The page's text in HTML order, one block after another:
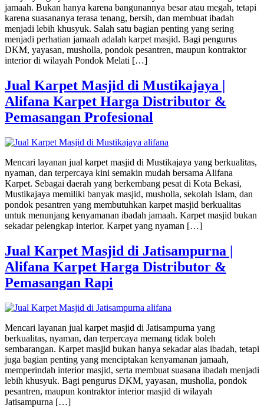
jamaah. Bukan hanya karena bangunannya besar atau megah, tetapi
karena suasananya terasa tenang, bersih, dan membuat ibadah
menjadi lebih khusyuk. Salah satu bagian penting yang sering
menjadi perhatian jamaah adalah karpet masjid. Bagi pengurus
DKM, yayasan, musholla, pondok pesantren, maupun kontraktor
interior di wilayah Pondok Melati […]
Jual Karpet Masjid di Mustikajaya |
Alifana Karpet Harga Distributor &
Pemasangan Profesional
Mencari layanan jual karpet masjid di Mustikajaya yang berkualitas,
nyaman, dan terpercaya kini semakin mudah bersama Alifana
Karpet. Sebagai daerah yang berkembang pesat di Kota Bekasi,
Mustikajaya memiliki banyak masjid, musholla, sekolah Islam, dan
pondok pesantren yang membutuhkan karpet masjid berkualitas
untuk menunjang kenyamanan ibadah jamaah. Karpet masjid bukan
sekadar pelengkap interior. Karpet yang nyaman […]
Jual Karpet Masjid di Jatisampurna |
Alifana Karpet Harga Distributor &
Pemasangan Rapi
Mencari layanan jual karpet masjid di Jatisampurna yang
berkualitas, nyaman, dan terpercaya memang tidak boleh
sembarangan. Karpet masjid bukan hanya sekadar alas ibadah, tetapi
juga bagian penting yang menciptakan kenyamanan jamaah,
memperindah interior masjid, serta membuat suasana ibadah menjadi
lebih khusyuk. Bagi pengurus DKM, yayasan, musholla, pondok
pesantren, maupun kontraktor interior masjid di wilayah
Jatisampurna […]